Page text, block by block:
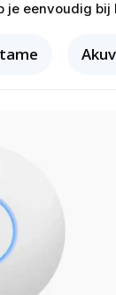
je eenvoudig